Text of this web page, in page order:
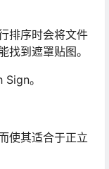
排序时会将文件
找到遮罩贴图。
。
使其适合于正立